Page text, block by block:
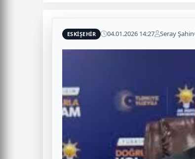
ESKİŞEHİR 04.01.2026 14:27 Seray Şahin